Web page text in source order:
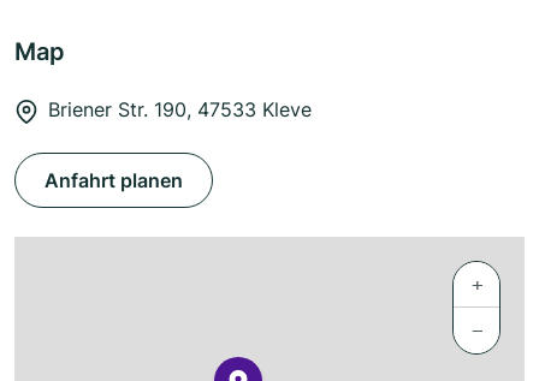
Map
Briener Str. 190, 47533 Kleve
Anfahrt planen
+
−